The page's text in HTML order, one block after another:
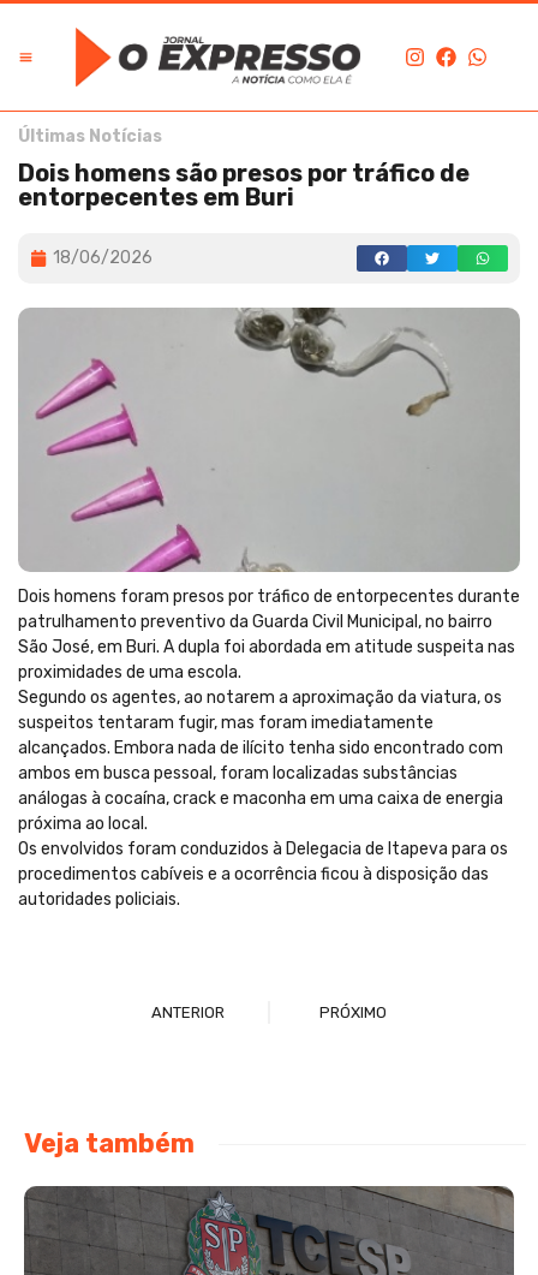
Últimas Notícias
Dois homens são presos por tráfico de
entorpecentes em Buri
18/06/2026
Dois homens foram presos por tráfico de entorpecentes durante
patrulhamento preventivo da Guarda Civil Municipal, no bairro
São José, em Buri. A dupla foi abordada em atitude suspeita nas
proximidades de uma escola.
Segundo os agentes, ao notarem a aproximação da viatura, os
suspeitos tentaram fugir, mas foram imediatamente
alcançados. Embora nada de ilícito tenha sido encontrado com
ambos em busca pessoal, foram localizadas substâncias
análogas à cocaína, crack e maconha em uma caixa de energia
próxima ao local.
Os envolvidos foram conduzidos à Delegacia de Itapeva para os
procedimentos cabíveis e a ocorrência ficou à disposição das
autoridades policiais.
ANTERIOR PRÓXIMO
Veja também